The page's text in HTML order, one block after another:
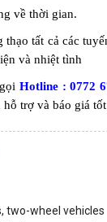
về thời gian.
tất cả các
và nhiệt tình
gọiHotline : 0772
trợ và báo giá
two-wheel vehicles